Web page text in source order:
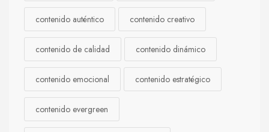
contenido auténtico contenido creativo
contenido de calidad contenido dinámico
contenido emocional contenido estratégico
contenido evergreen